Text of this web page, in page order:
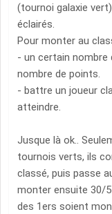
(tournoi galaxie
éclairés.
Pour monter au
- un certain
nombre de points.
- battre un joueur
atteindre.
Jusque là ok..
tournois verts, ils
classé, puis passe
monter ensuite 30/
des 1ers soient